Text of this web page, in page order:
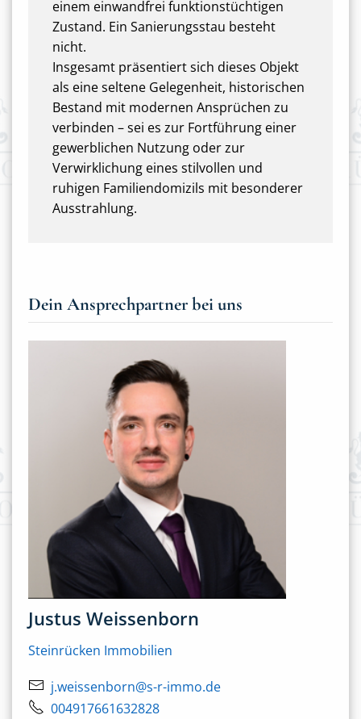
einem einwandfrei funktionstüchtigen
Zustand. Ein Sanierungsstau besteht
nicht.
Insgesamt präsentiert sich dieses Objekt
als eine seltene Gelegenheit, historischen
Bestand mit modernen Ansprüchen zu
verbinden – sei es zur Fortführung einer
gewerblichen Nutzung oder zur
Verwirklichung eines stilvollen und
ruhigen Familiendomizils mit besonderer
Ausstrahlung.
Dein Ansprechpartner bei uns
Justus Weissenborn
Steinrücken Immobilien
j.weissenborn@s-r-immo.de
004917661632828